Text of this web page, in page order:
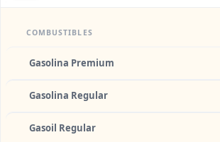
COMBUSTIBLES
Gasolina Premium
Gasolina Regular
Gasoil Regular